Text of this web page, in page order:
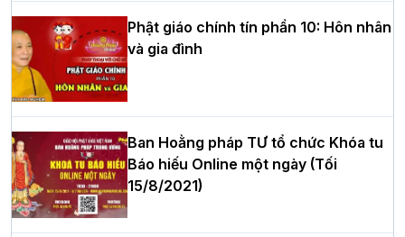
Hòa thượng Thích Quảng Tùng tái đắc
cử Trưởng BTS GHPGVN thành phố Hải
Phòng nhiệm kỳ 2026 – 2031
Thượng tọa Thích Tâm Chính được suy
cử tân Trưởng ban Trị sự GHPGVN tỉnh
Phật giáo chính tín phần 10: Hôn nhân
và gia đình
Ban Hoằng pháp TƯ tổ chức Khóa tu
Báo hiếu Online một ngày (Tối
15/8/2021)